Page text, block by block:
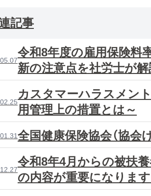
記事
令和8年度の雇用保険料
新の注意点を社労士が解
カスタマーハラスメン
用管理上の措置とは～
全国健康保険協会（協会
令和8年4月からの被扶
の内容が重要になります